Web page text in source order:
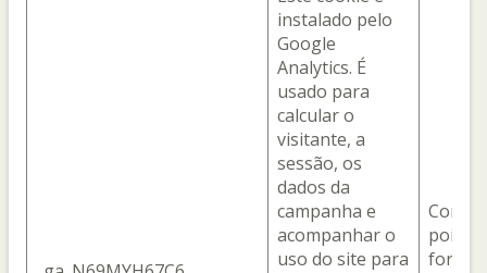
instalado pelo
Google
Analytics. É
usado para
calcular o
visitante, a
sessão, os
dados da
campanha e
acompanhar o
uso do site para
Com o
pois